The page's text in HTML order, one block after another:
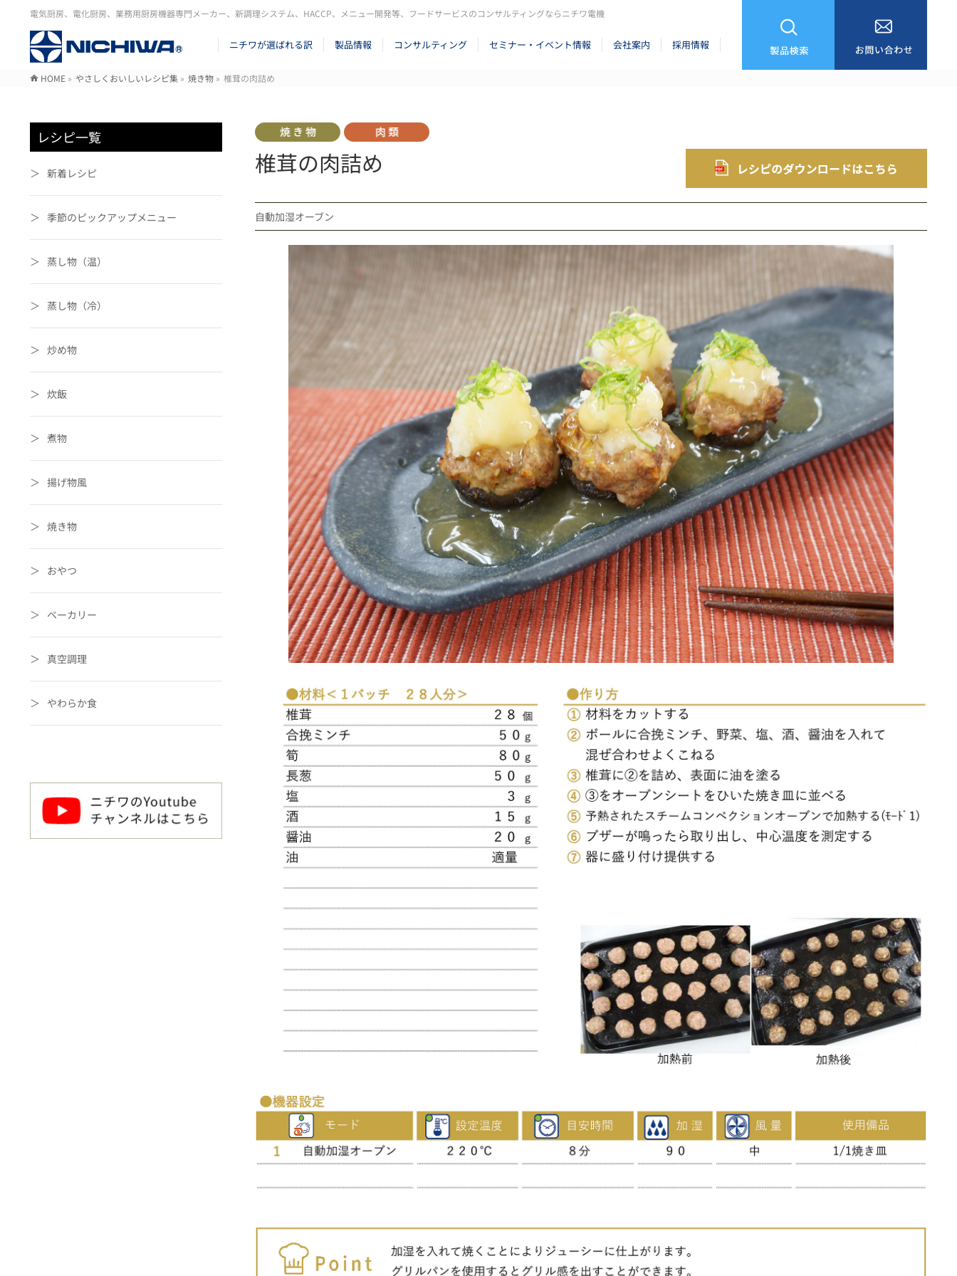
電気厨房、電化厨房、業務用厨房機器専門メーカー、新調理システム、HACCP、メニュー開発等、フードサービスのコンサルティングならニチワ電機
ニチワが選ばれる訳 製品情報 コンサルティング セミナー・イベント情報 会社案内 採用情報
HOME » やさしくおいしいレシピ集 » 焼き物 » 椎茸の肉詰め
椎茸の肉詰め
自動加湿オーブン
レシピ一覧
新着レシピ
季節のピックアップメニュー
蒸し物（温）
蒸し物（冷）
炒め物
炊飯
煮物
揚げ物風
焼き物
おやつ
ベーカリー
真空調理
やわらか食